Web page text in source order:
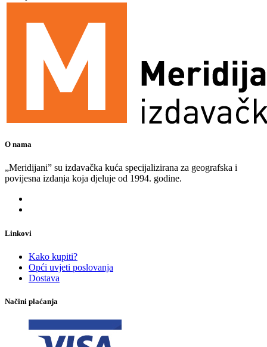
O nama
„Meridijani” su izdavačka kuća specijalizirana za geografska i
povijesna izdanja koja djeluje od 1994. godine.
Linkovi
Kako kupiti?
Opći uvjeti poslovanja
Dostava
Načini plaćanja